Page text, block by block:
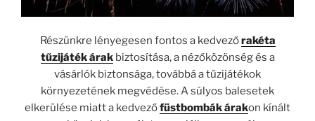
Részünkre lényegesen fontos a kedvezőrakéta
tűzijáték árakbiztosítása, a nézőközönség és a
vásárlók biztonsága, továbbá a tűzijátékok
környezetének megvédése. A súlyos balesetek
elkerülése miatt a kedvezőfüstbombák árakon kínált